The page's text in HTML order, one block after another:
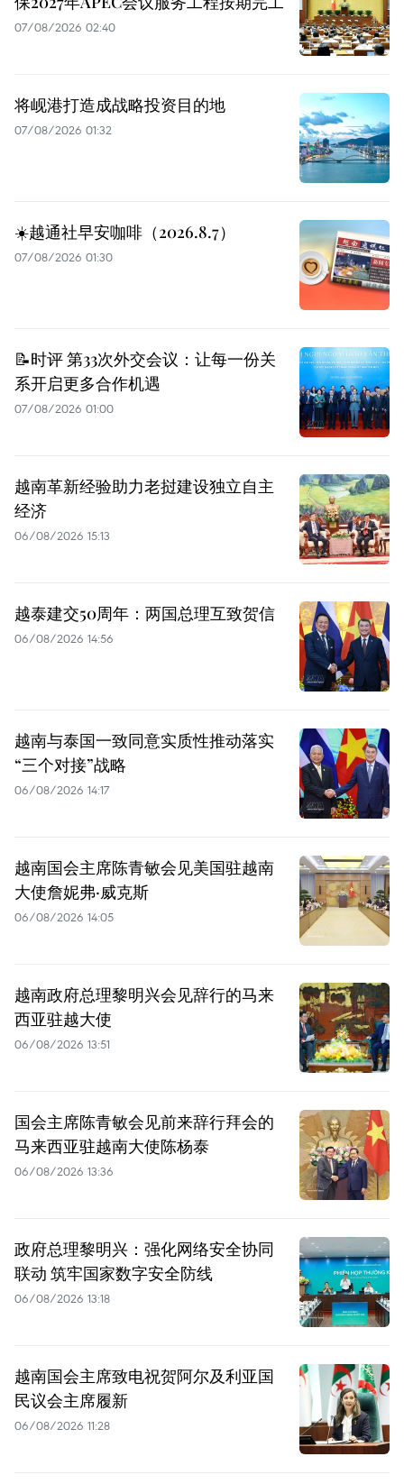
07/08/2026 02:40
将岘港打造成战略投资目的地
07/08/2026 01:32
☀️越通社早安咖啡（2026.8.7）
07/08/2026 01:30
📝时评 第33次外交会议：让每一份关
系开启更多合作机遇
07/08/2026 01:00
越南革新经验助力老挝建设独立自主
经济
06/08/2026 15:13
越泰建交50周年：两国总理互致贺信
06/08/2026 14:56
越南与泰国一致同意实质性推动落实
“三个对接”战略
06/08/2026 14:17
越南国会主席陈青敏会见美国驻越南
大使詹妮弗·威克斯
06/08/2026 14:05
越南政府总理黎明兴会见辞行的马来
西亚驻越大使
06/08/2026 13:51
国会主席陈青敏会见前来辞行拜会的
马来西亚驻越南大使陈杨泰
06/08/2026 13:36
政府总理黎明兴：强化网络安全协同
联动 筑牢国家数字安全防线
06/08/2026 13:18
越南国会主席致电祝贺阿尔及利亚国
民议会主席履新
06/08/2026 11:28